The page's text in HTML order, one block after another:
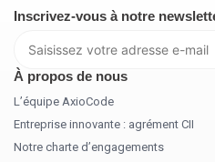
Inscrivez-vous à notre
À propos de nous
L’équipe AxioCode
Entreprise innovante : agrément CII
Notre charte d’engagements